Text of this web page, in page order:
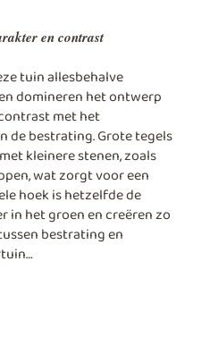
en contrast
tuin allesbehalve
domineren het ontwerp
met het
de bestrating. Grote tegels
kleinere stenen, zoals
wat zorgt voor een
hoek is hetzelfde de
in het groen en creëren zo
bestrating en